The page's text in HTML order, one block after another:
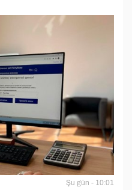
Şu gün - 10:01